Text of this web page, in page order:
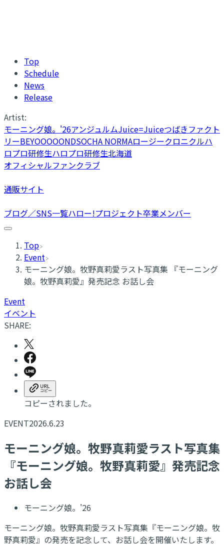
Top
Schedule
News
Release
Artist:
モーニング娘。'26アンジュルムJuice=Juiceつばきファクト
リーBEYOOOOONDSOCHA NORMAロージークロニクルハ
ロプロ研修生ハロプロ研修生北海道
オフィシャルファンクラブ
通販サイト
ブログ／SNS一覧ハロー!プロジェクト卒業メンバー
Top
Event
モーニング娘。牧野真莉愛ラスト写真集 『モーニング
娘。牧野真莉愛』発売記念 お話し会
Event
イベント
SHARE:
コピーされました。
EVENT2026.6.23
モーニング娘。牧野真莉愛ラスト写真集
『モーニング娘。牧野真莉愛』発売記念
お話し会
モーニング娘。'26
モーニング娘。牧野真莉愛ラスト写真集『モーニング娘。牧
野真莉愛』の発売を記念して、お話し会を開催いたします。